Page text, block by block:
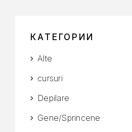
КАТЕГОРИИ
Alte
cursuri
Depilare
Gene/Sprincene